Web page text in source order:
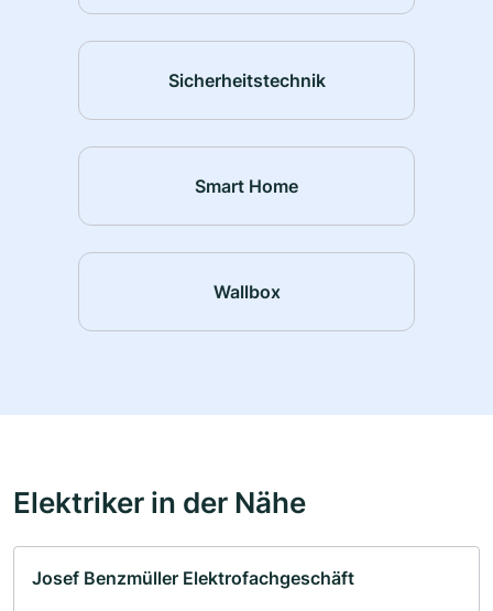
Sicherheitstechnik
Smart Home
Wallbox
Elektriker in der Nähe
Josef Benzmüller Elektrofachgeschäft